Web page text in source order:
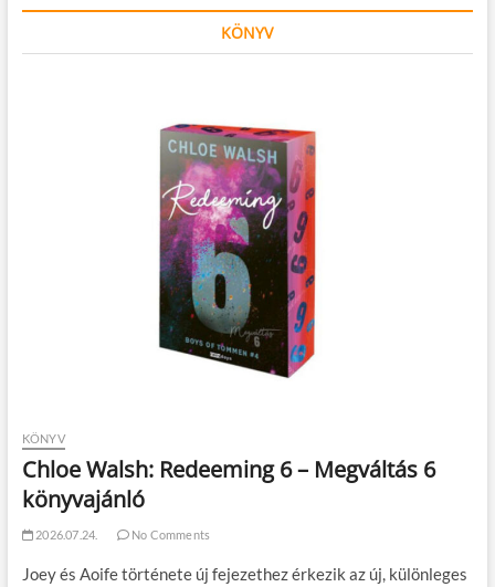
KÖNYV
KÖNYV
Chloe Walsh: Redeeming 6 – Megváltás 6
könyvajánló
2026.07.24. No Comments
Joey és Aoife története új fejezethez érkezik az új, különleges